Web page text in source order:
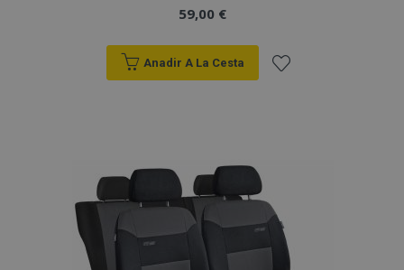
59,00 €
Anadir A La Cesta
de
Deseos